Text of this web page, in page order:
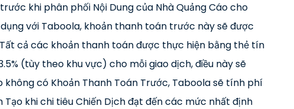
khi phân phối Nội Dung của Nhà Quảng Cáo cho
với Taboola, khoản thanh toán trước này sẽ được
cả các khoản thanh toán được thực hiện bằng thẻ tín
(tùy theo khu vực) cho mỗi giao dịch, điều này sẽ
có Khoản Thanh Toán Trước, Taboola sẽ tính phí
khi chi tiêu Chiến Dịch đạt đến các mức nhất định